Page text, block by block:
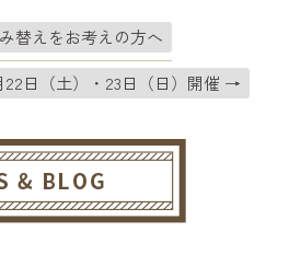
替えをお考えの方へ
日（土）・23日（日）開催 →